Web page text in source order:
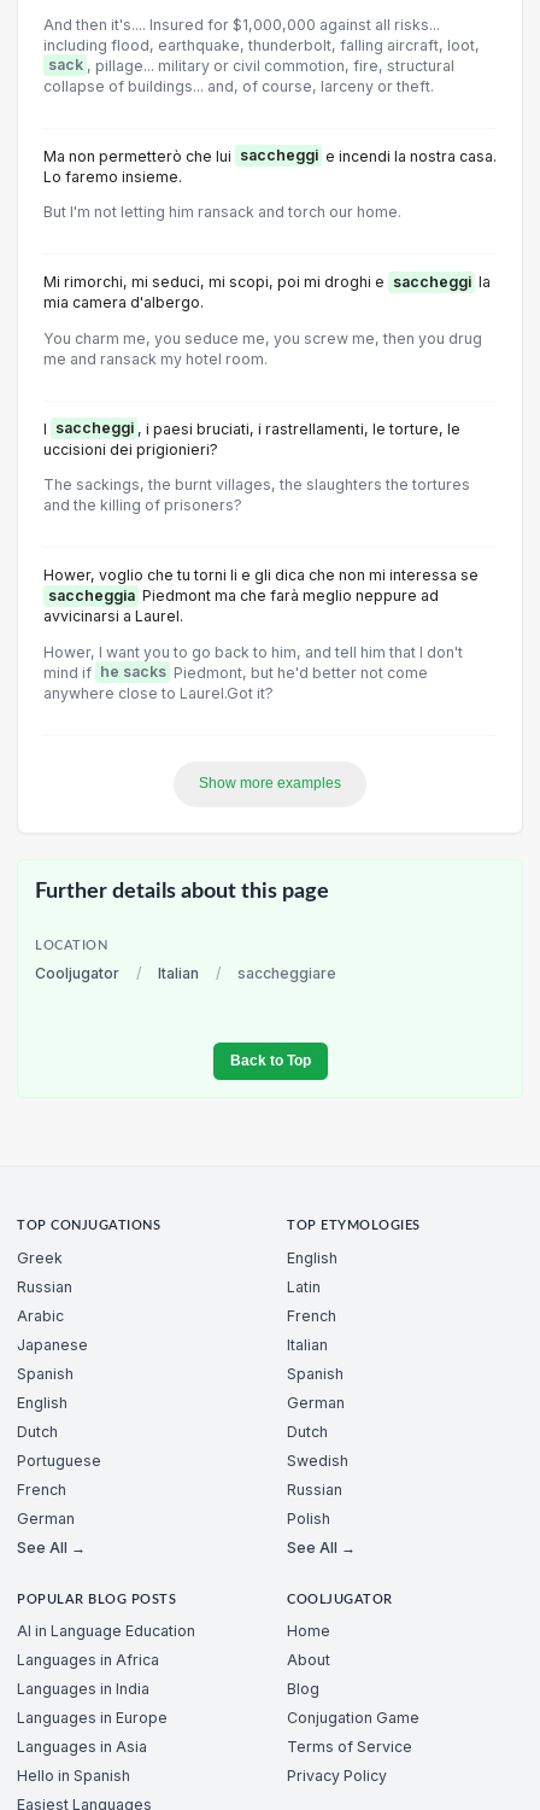
And then it's.... lnsured for $1,000,000 against all risks...
including flood, earthquake, thunderbolt, falling aircraft, loot,
sack , pillage... military or civil commotion, fire, structural
collapse of buildings... and, of course, larceny or theft.
Ma non permetterò che lui saccheggi e incendi la nostra casa.
Lo faremo insieme.
But I'm not letting him ransack and torch our home.
Mi rimorchi, mi seduci, mi scopi, poi mi droghi e saccheggi la
mia camera d'albergo.
You charm me, you seduce me, you screw me, then you drug
me and ransack my hotel room.
l saccheggi , i paesi bruciati, i rastrellamenti, le torture, le
uccisioni dei prigionieri?
The sackings, the burnt villages, the slaughters the tortures
and the killing of prisoners?
Hower, voglio che tu torni li e gli dica che non mi interessa se
saccheggia Piedmont ma che farà meglio neppure ad
avvicinarsi a Laurel.
Hower, I want you to go back to him, and tell him that I don't
mind if he sacks Piedmont, but he'd better not come
anywhere close to Laurel.Got it?
Show more examples
Further details about this page
LOCATION
Cooljugator / Italian / saccheggiare
Back to Top
TOP CONJUGATIONS
Greek
Russian
Arabic
Japanese
Spanish
English
Dutch
Portuguese
French
German
See All →
TOP ETYMOLOGIES
English
Latin
French
Italian
Spanish
German
Dutch
Swedish
Russian
Polish
See All →
POPULAR BLOG POSTS
AI in Language Education
Languages in Africa
Languages in India
Languages in Europe
Languages in Asia
Hello in Spanish
Easiest Languages
COOLJUGATOR
Home
About
Blog
Conjugation Game
Terms of Service
Privacy Policy